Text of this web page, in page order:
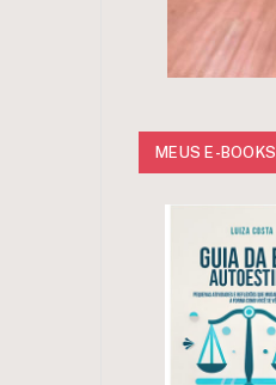
MEUS E-BOOKS